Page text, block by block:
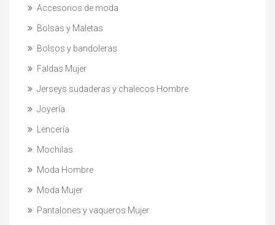
Accesorios de moda
Bolsas y Maletas
Bolsos y bandoleras
Faldas Mujer
Jerseys sudaderas y chalecos Hombre
Joyería
Lencería
Mochilas
Moda Hombre
Moda Mujer
Pantalones y vaqueros Mujer